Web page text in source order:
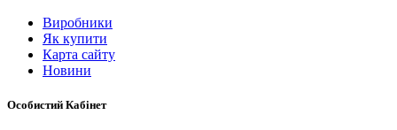
Виробники
Як купити
Карта сайту
Новини
Особистий Кабінет